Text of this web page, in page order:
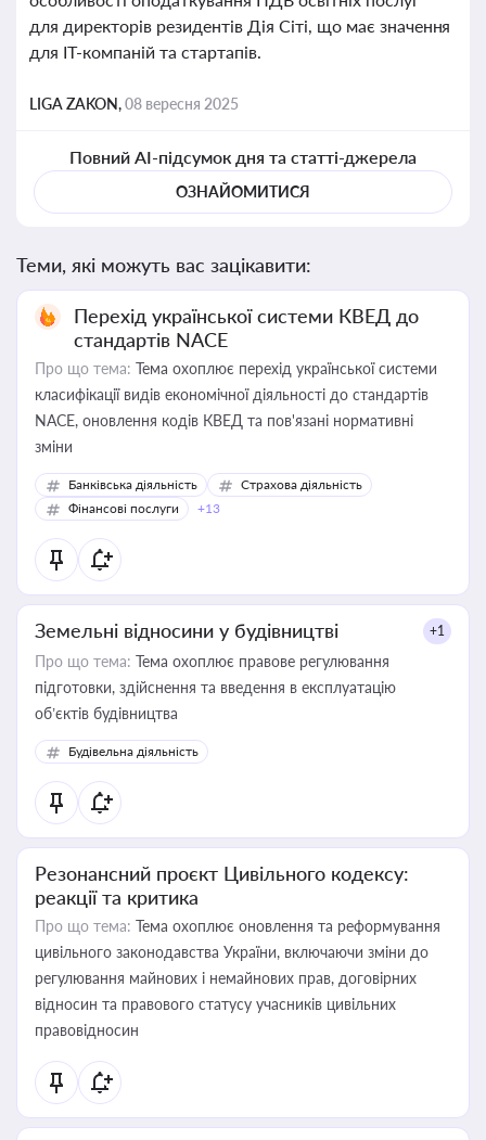
для директорів резидентів Дія Сіті, що має значення
для IT-компаній та стартапів.
LIGA ZAKON,08 вересня 2025
Повний AI-підсумок дня та статті-джерела
ОЗНАЙОМИТИСЯ
Теми, які можуть вас зацікавити:
Перехід української системи КВЕД до
стандартів NACE
Про що тема: Тема охоплює перехід української системи
класифікації видів економічної діяльності до стандартів
NACE, оновлення кодів КВЕД та пов'язані нормативні
зміни
Банківська діяльність
Страхова діяльність
Фінансові послуги
+13
Земельні відносини у будівництві +1
Про що тема: Тема охоплює правове регулювання
підготовки, здійснення та введення в експлуатацію
об’єктів будівництва
Будівельна діяльність
Резонансний проєкт Цивільного кодексу:
реакції та критика
Про що тема: Тема охоплює оновлення та реформування
цивільного законодавства України, включаючи зміни до
регулювання майнових і немайнових прав, договірних
відносин та правового статусу учасників цивільних
правовідносин